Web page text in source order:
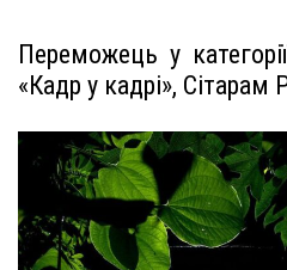
Переможець у
«Кадр у кадрі», Сітарам